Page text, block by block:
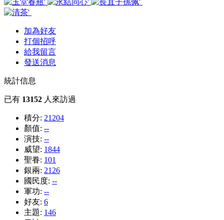
加為好友
打個招呼
給我留言
發送消息
統計信息
已有 13152 人來訪過
積分: 21204
顏值: --
演技: --
威望: 1844
聖眷: 101
銀兩: 2126
國民度: --
軍功: --
好友: 6
主題: 146